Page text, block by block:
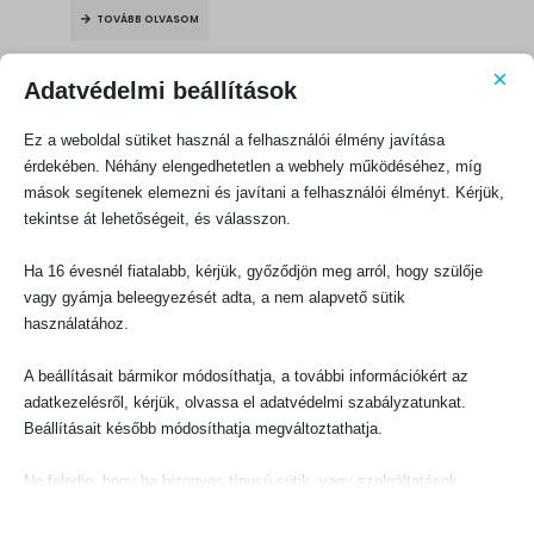
1000 Ft.900 Ft.
TOVÁBB OLVASOM
KAPCSOLATFELVÉTEL
CÍM:
1066 Budapest, Ó utca 16.
TELEFON:
EMAIL:
rendeles@evangeliumikiado.hu
Adatvédelmi beállítások ×
Ez a weboldal sütiket használ a felhasználói élmény javítása
érdekében. Néhány elengedhetetlen a webhely működéséhez, míg
mások segítenek elemezni és javítani a felhasználói élményt. Kérjük,
tekintse át lehetőségeit, és válasszon.
Ha 16 évesnél fiatalabb, kérjük, győződjön meg arról, hogy szülője
vagy gyámja beleegyezését adta, a nem alapvető sütik
használatához.
A beállításait bármikor módosíthatja, a további információkért az
adatkezelésről, kérjük, olvassa el adatvédelmi szabályzatunkat.
Beállításait később módosíthatja megváltoztathatja.
Ne feledje, hogy ha bizonyos típusú sütik, vagy szolgáltatások